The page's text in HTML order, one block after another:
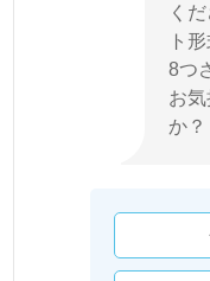
く
ト
8つ
お
か？